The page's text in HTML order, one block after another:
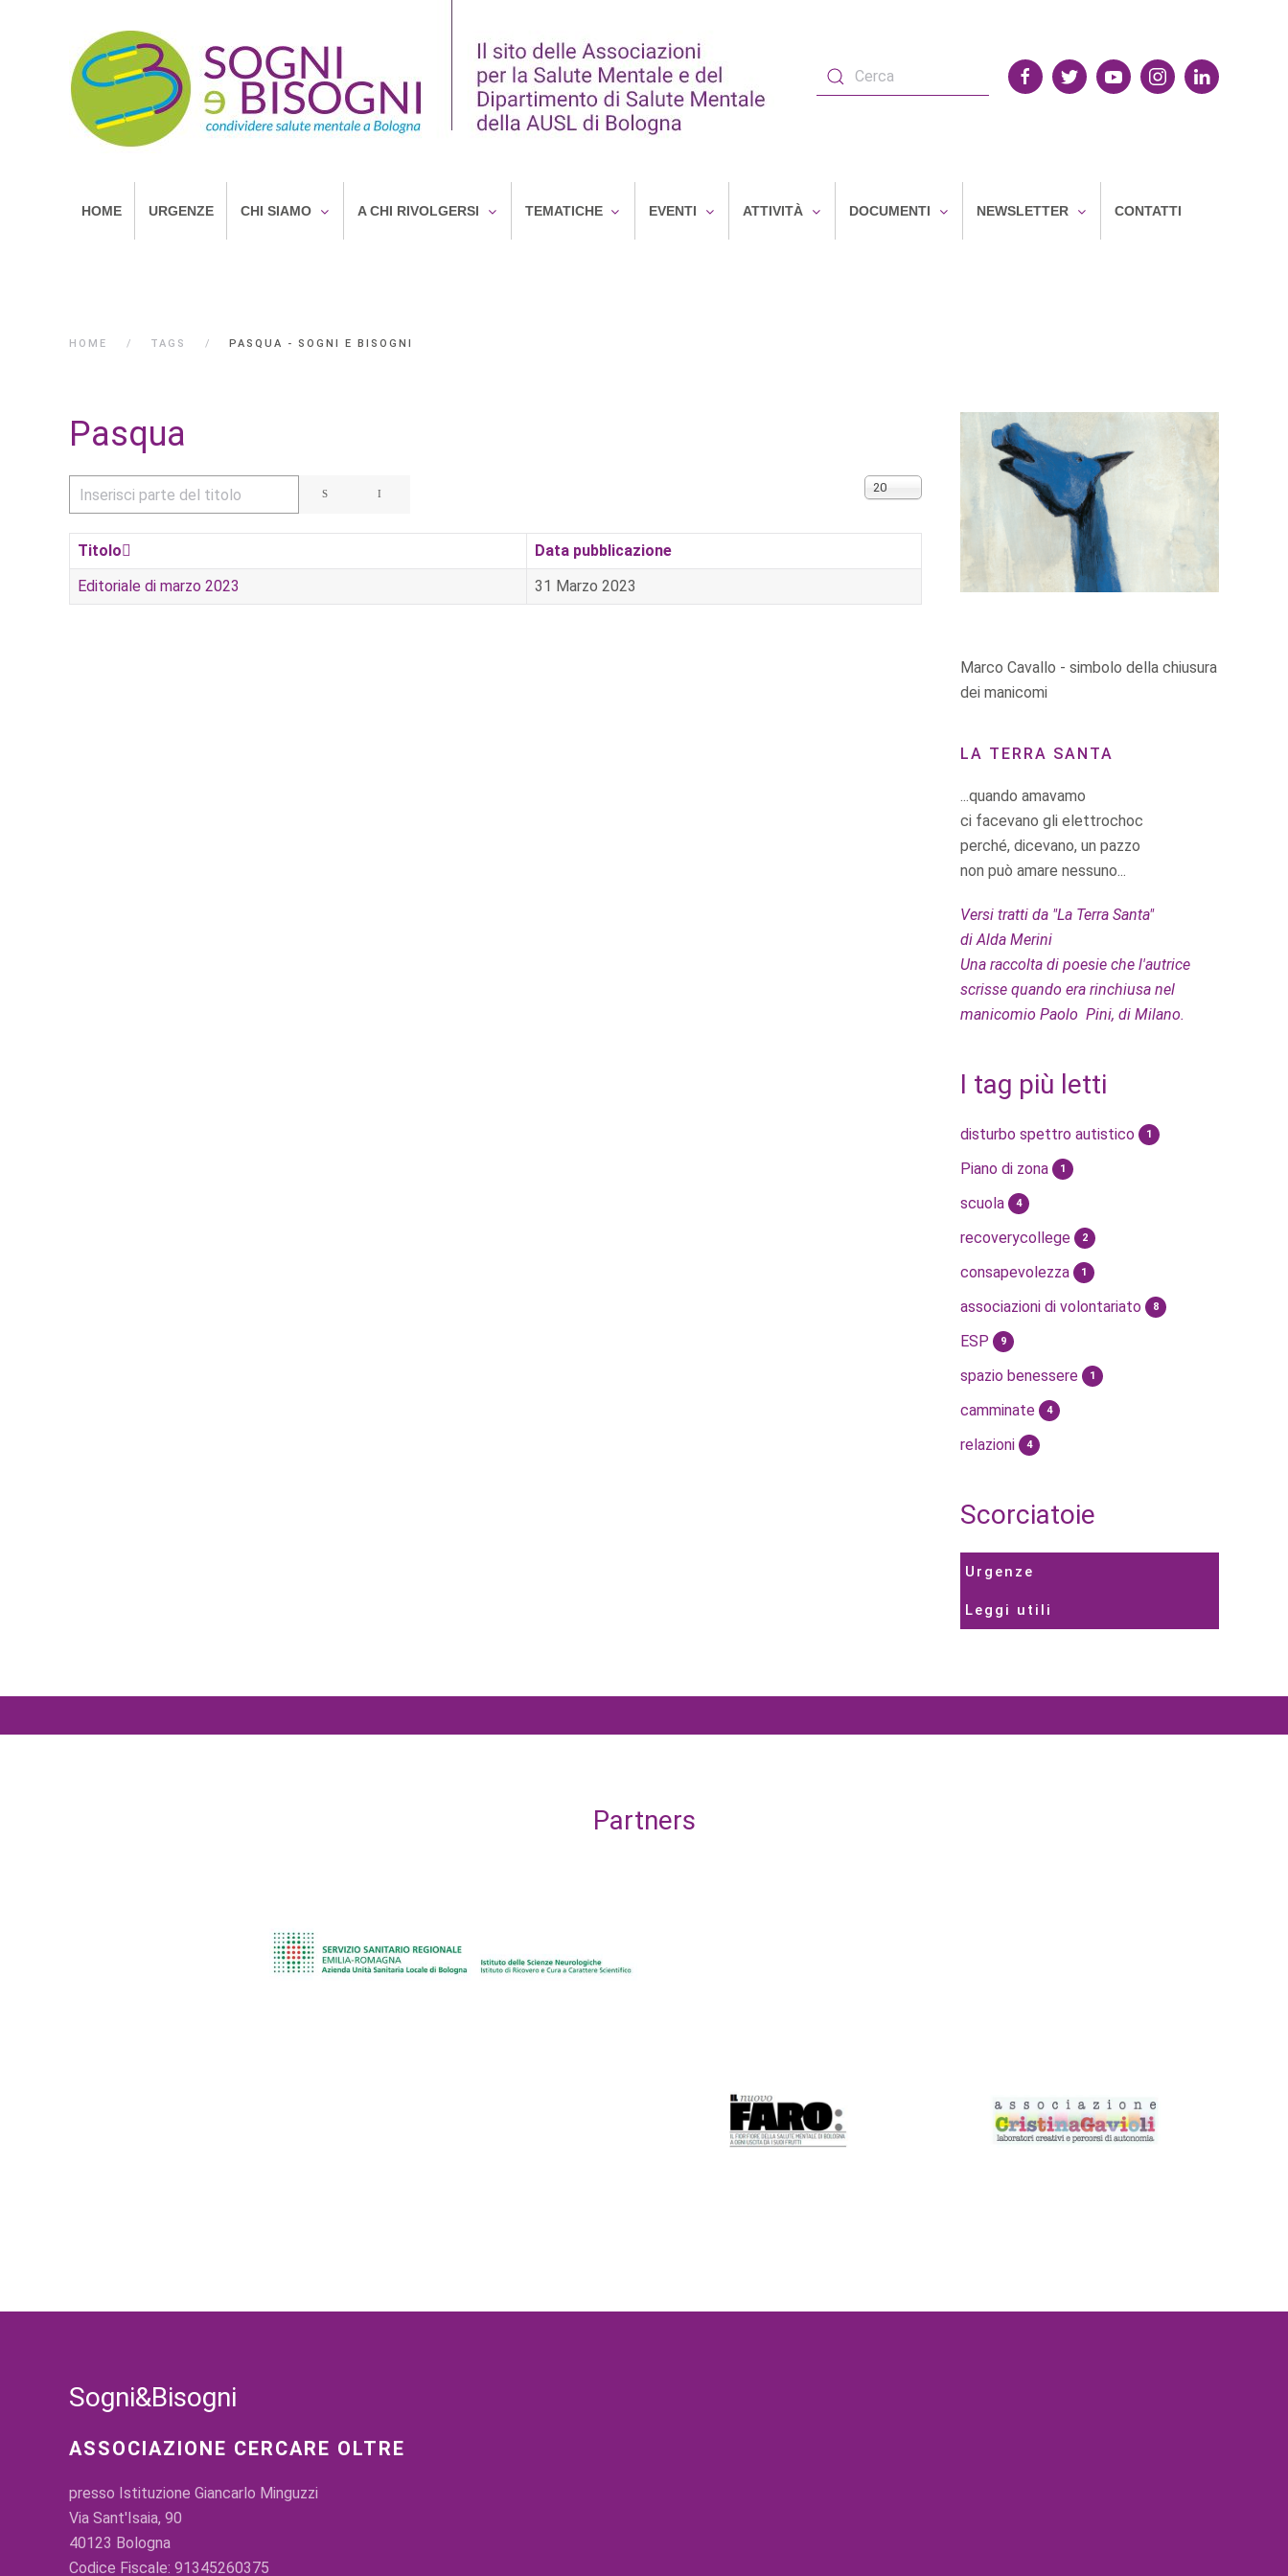
HOME URGENZE CHI SIAMO A CHI RIVOLGERSI TEMATICHE EVENTI ATTIVITÀ DOCUMENTI NEWSLETTER CONTATTI
HOME TAGS PASQUA - SOGNI E BISOGNI
Pasqua
Inserisci parte del titolo Visualizza n.
20
Titolo
Data pubblicazione
Editoriale di marzo 2023
31 Marzo 2023
Marco Cavallo - simbolo della chiusura
dei manicomi
LA TERRA SANTA
...quando amavamo
ci facevano gli elettrochoc
perché, dicevano, un pazzo
non può amare nessuno...
Versi tratti da "La Terra Santa"
di Alda Merini
Una raccolta di poesie che l'autrice
scrisse quando era rinchiusa nel
manicomio Paolo Pini, di Milano.
I tag più letti
disturbo spettro autistico 1
Piano di zona 1
scuola 4
recoverycollege 2
consapevolezza 1
associazioni di volontariato 8
ESP 9
spazio benessere 1
camminate 4
relazioni 4
Scorciatoie
Urgenze
Leggi utili
Partners
Sogni&Bisogni
ASSOCIAZIONE CERCARE OLTRE
presso Istituzione Giancarlo Minguzzi
Via Sant'Isaia, 90
40123 Bologna
Codice Fiscale: 91345260375